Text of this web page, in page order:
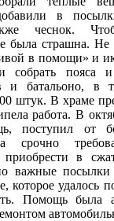
в
чеснок.
была страшна. Не
в помощи» и
собрать пояса
и батальоно, в
штук. В храме
работа. В
поступил от
срочно
приобрести в
важные
которое удалось
Помощь была